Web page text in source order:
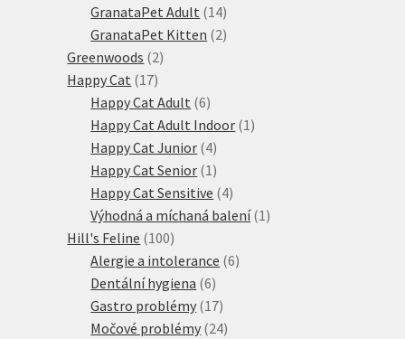
produktů
GranataPet Adult 1414
produktů
GranataPet Kitten 22
Greenwoods 22
Happy Cat 1717
produktů
Happy Cat Adult 66
produktů
Happy Cat Adult Indoor 1 1
Happy Cat Junior 44
produkty
Happy Cat Senior 1 1
produkt
Happy Cat Sensitive 44
produkty
Výhodná a míchaná balení 1 1
Hill's Feline 100100
produktů
Alergie a intolerance 66
Dentální hygiena 66
produktů
Gastro problémy 1717
produktů
Močové problémy 2424